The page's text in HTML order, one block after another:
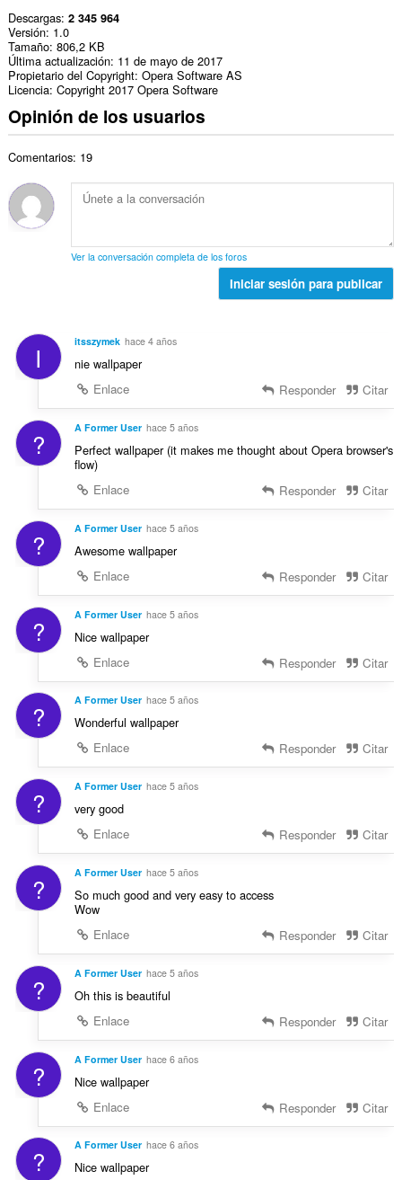
Descargas 2 345 964
Versión 1.0
Tamaño 806,2 KB
Última actualización 11 de mayo de 2017
Propietario del Copyright Opera Software AS
Licencia Copyright 2017 Opera Software
Opinión de los usuarios
Comentarios: 19
Ver la conversación completa de los foros
Iniciar sesión para publicar
I itsszymek hace 4 años
nie wallpaper
Enlace
Responder Citar
? A Former User hace 5 años
Perfect wallpaper (it makes me thought about Opera browser's
flow)
Enlace
Responder Citar
? A Former User hace 5 años
Awesome wallpaper
Enlace
Responder Citar
? A Former User hace 5 años
Nice wallpaper
Enlace
Responder Citar
? A Former User hace 5 años
Wonderful wallpaper
Enlace
Responder Citar
? A Former User hace 5 años
very good
Enlace
Responder Citar
? A Former User hace 5 años
So much good and very easy to access
Wow
Enlace
Responder Citar
? A Former User hace 5 años
Oh this is beautiful
Enlace
Responder Citar
? A Former User hace 6 años
Nice wallpaper
Enlace
Responder Citar
? A Former User hace 6 años
Nice wallpaper